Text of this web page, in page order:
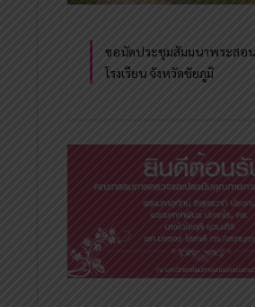
ขอนัดประชุมสัมมนาพระสอ
โรงเรียน จังหวัดชัยภูมิ